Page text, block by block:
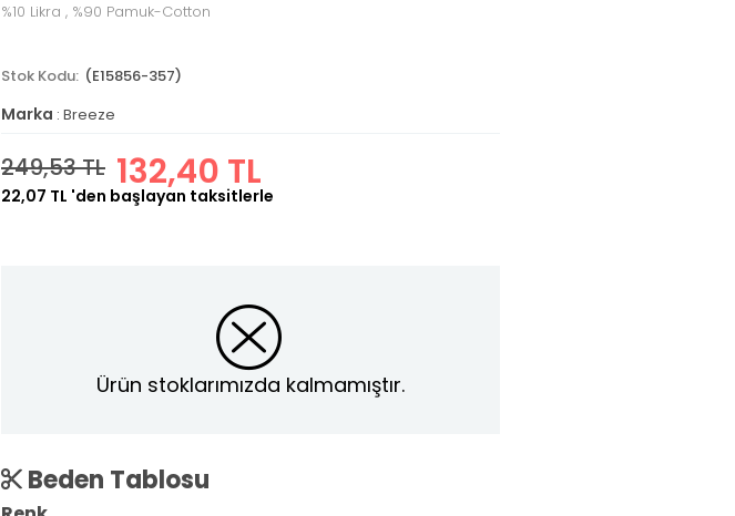
%10 Likra , %90 Pamuk-Cotton
(E15856-357)
Marka : Breeze
249,53 TL 132,40 TL
22,07 TL 'den başlayan taksitlerle
Ürün stoklarımızda kalmamıştır.
Beden Tablosu